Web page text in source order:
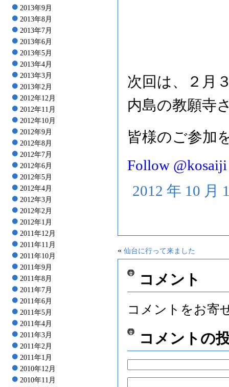
2013年9月
2013年8月
2013年7月
2013年6月
2013年5月
2013年4月
2013年3月
2013年2月
2012年12月
2012年11月
2012年10月
2012年9月
2012年8月
2012年7月
2012年6月
2012年5月
2012年4月
2012年3月
2012年2月
2012年1月
2011年12月
2011年11月
2011年10月
2011年9月
2011年8月
2011年7月
2011年6月
2011年5月
2011年4月
2011年3月
2011年2月
2011年1月
2010年12月
2010年11月
次回は、２月
内島の教願寺
皆様のご参加
Follow @kosaiji
2012 年 10 月
« 仙台に行って来ました
コメント
コメントをお寄
コメントの